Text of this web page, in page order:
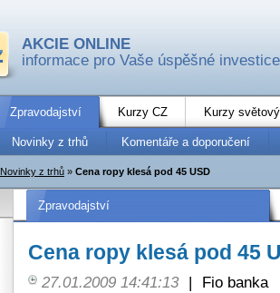
AKCIE ONLINE
informace pro Vaše úspěšné investice
Zpravodajství Kurzy CZ Kurzy
Novinky z trhů Komentáře a doporučení
Novinky z trhů » Cena ropy klesá pod 45 USD
Zpravodajství
Cena ropy klesá pod 45
27.01.2009 14:41:13 |
Fio banka